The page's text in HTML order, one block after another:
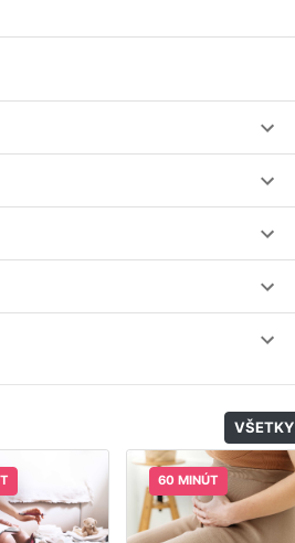
stačí sledovať
video nahrávky je potrebné mať
sťahovať žiadne ďalšie appky
Vaša hostka dala k dispozícií.
VŠETKY
60 MINÚT